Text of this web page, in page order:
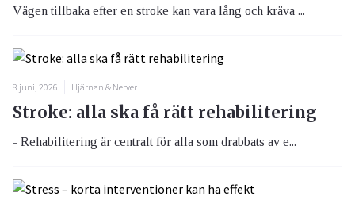
Vägen tillbaka efter en stroke kan vara lång och kräva ...
8 juni, 2026 Hjärnan & Nerver
Stroke: alla ska få rätt rehabilitering
- Rehabilitering är centralt för alla som drabbats av e...